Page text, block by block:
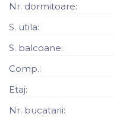
Nr. dormitoare:
S. utila:
S. balcoane:
Comp.:
Etaj:
Nr. bucatarii: